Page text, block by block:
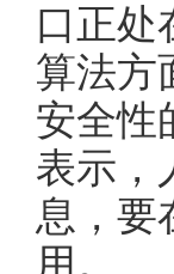
口正处
算法方
安全性
表示，
息，要
用。